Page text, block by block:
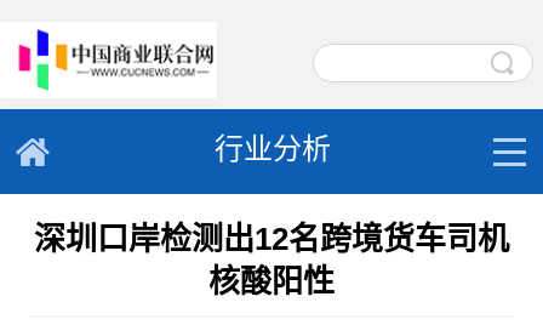
行业分析
深圳口岸检测出12名跨境货车司机
核酸阳性